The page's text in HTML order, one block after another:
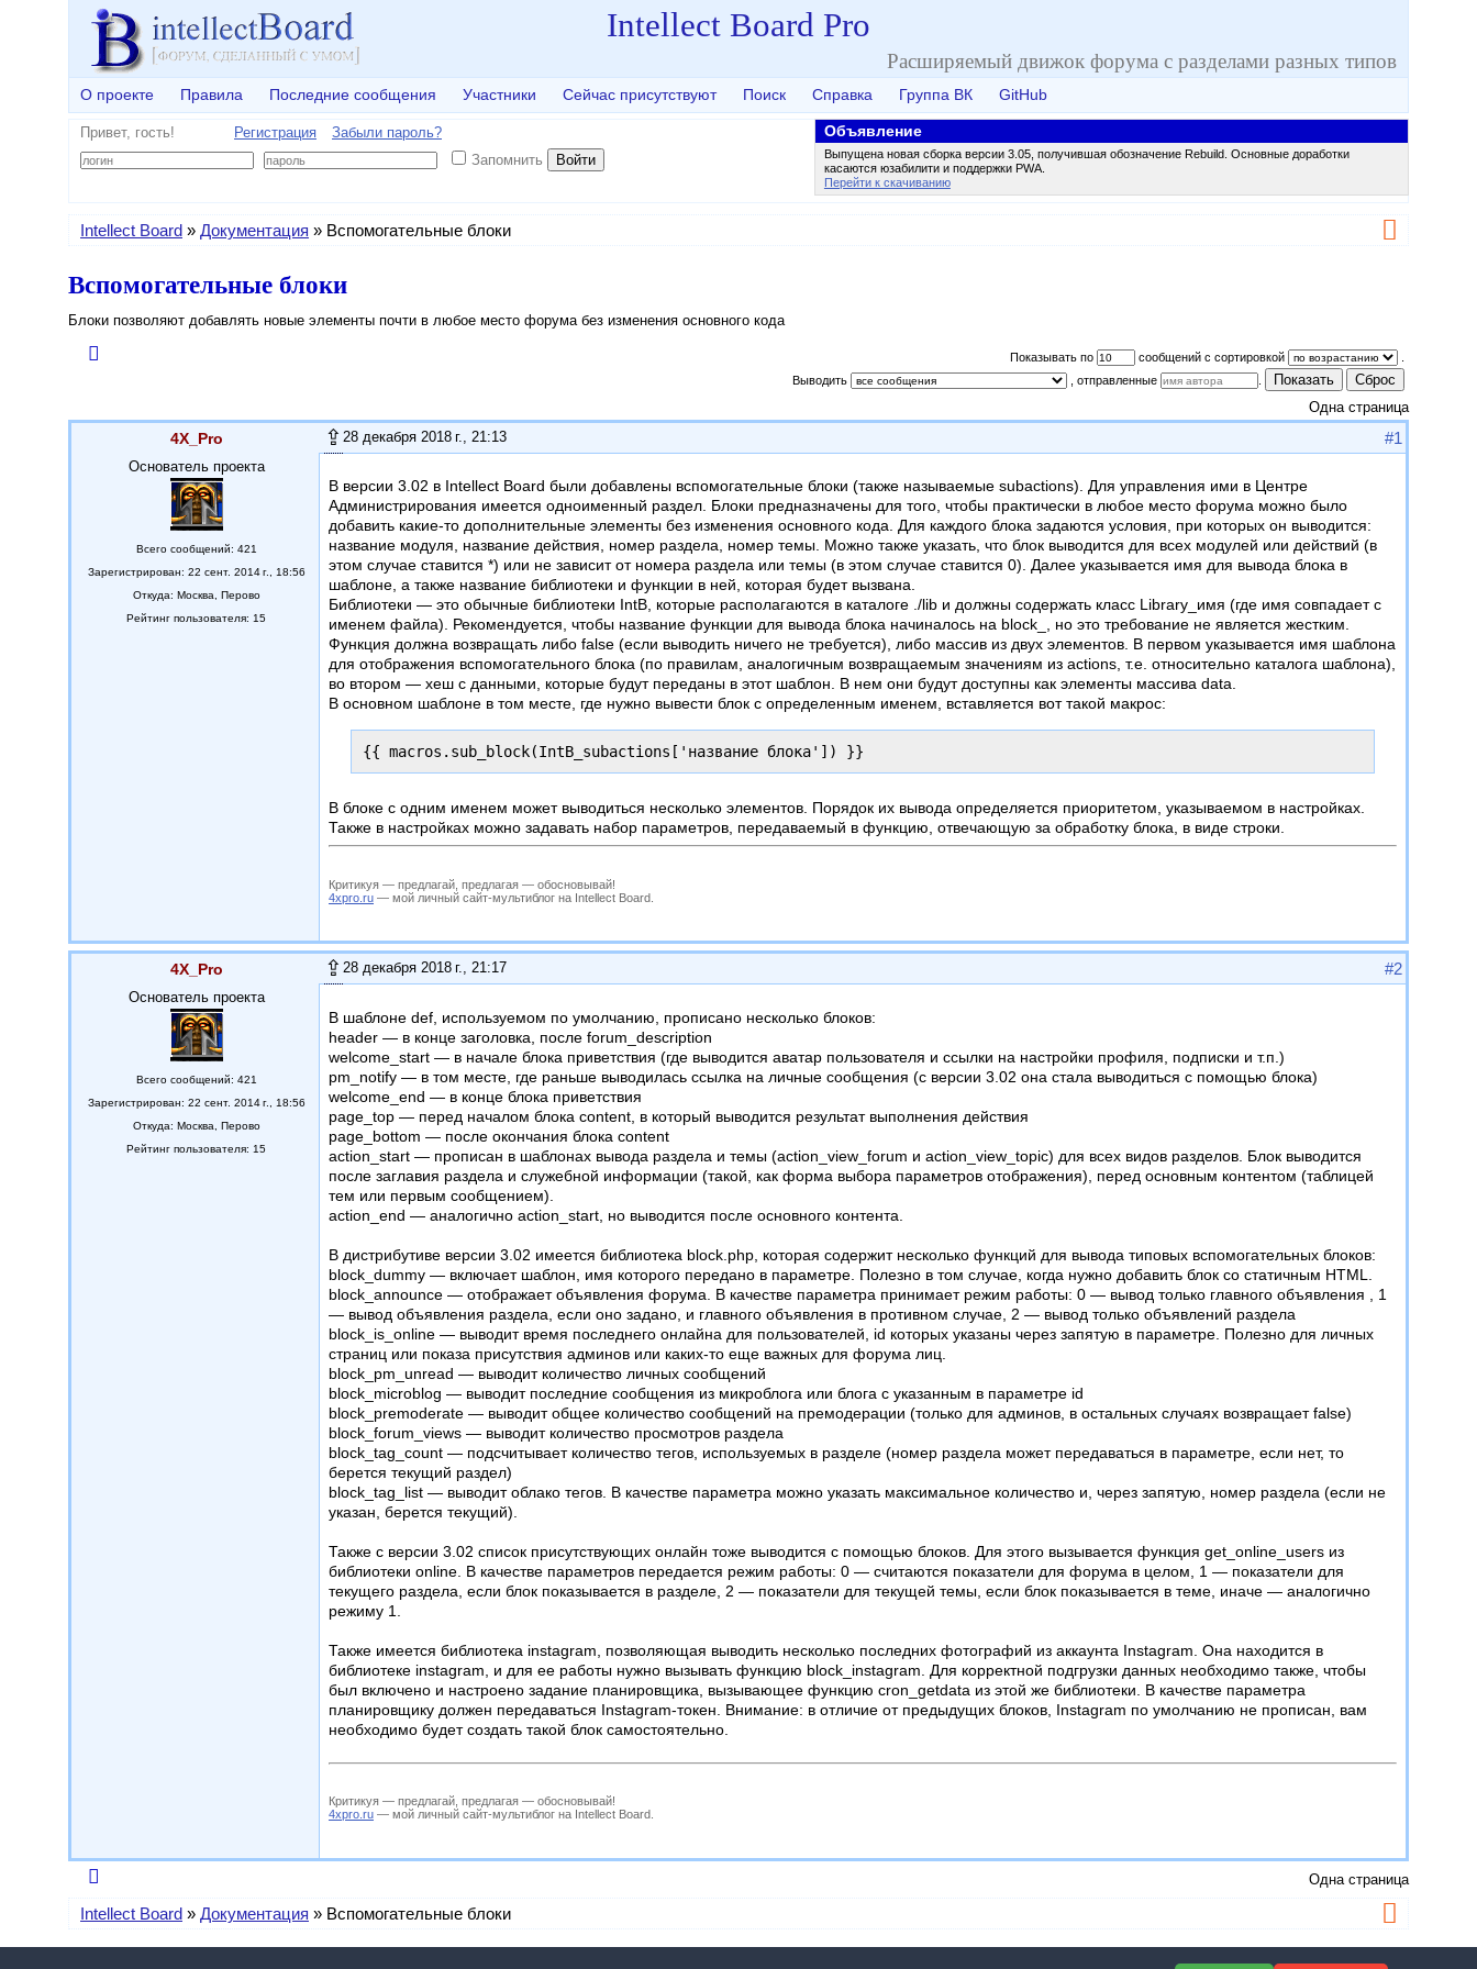
Intellect Board Pro
Расширяемый движок форума с разделами разных типов
О проекте Правила Последние сообщения Участники Сейчас присутствуют Поиск Справка Группа ВК GitHub
Объявление
Выпущена новая сборка версии 3.05, получившая обозначение Rebuild. Основные доработки
касаются юзабилити и поддержки PWA.
Перейти к скачиванию
Привет, гость! Регистрация
Забыли пароль?
Запомнить
Войти
Intellect Board » Документация » Вспомогательные блоки
Вспомогательные блоки
Блоки позволяют добавлять новые элементы почти в любое место форума без изменения основного кода
Показывать по сообщений с сортировкой
Выводить
, отправленные Показать Сброс
Одна страница
4X_Pro
Основатель проекта
Всего сообщений: 421
Зарегистрирован: 22 сент. 2014 г., 18:56
Откуда: Москва, Перово
Рейтинг пользователя: 15
28 декабря 2018 г., 21:13 #1
В версии 3.02 в Intellect Board были добавлены вспомогательные блоки (также называемые subactions). Для управления ими в Центре
Администрирования имеется одноименный раздел. Блоки предназначены для того, чтобы практически в любое место форума можно было
добавить какие-то дополнительные элементы без изменения основного кода. Для каждого блока задаются условия, при которых он выводится:
название модуля, название действия, номер раздела, номер темы. Можно также указать, что блок выводится для всех модулей или действий (в
этом случае ставится *) или не зависит от номера раздела или темы (в этом случае ставится 0). Далее указывается имя для вывода блока в
шаблоне, а также название библиотеки и функции в ней, которая будет вызвана.
Библиотеки — это обычные библиотеки IntB, которые располагаются в каталоге ./lib и должны содержать класс Library_имя (где имя совпадает с
именем файла). Рекомендуется, чтобы название функции для вывода блока начиналось на block_, но это требование не является жестким.
Функция должна возвращать либо false (если выводить ничего не требуется), либо массив из двух элементов. В первом указывается имя шаблона
для отображения вспомогательного блока (по правилам, аналогичным возвращаемым значениям из actions, т.е. относительно каталога шаблона),
во втором — хеш с данными, которые будут переданы в этот шаблон. В нем они будут доступны как элементы массива data.
В основном шаблоне в том месте, где нужно вывести блок с определенным именем, вставляется вот такой макрос:
{{ macros.sub_block(IntB_subactions['название блока']) }}
В блоке с одним именем может выводиться несколько элементов. Порядок их вывода определяется приоритетом, указываемом в настройках.
Также в настройках можно задавать набор параметров, передаваемый в функцию, отвечающую за обработку блока, в виде строки.
Критикуя — предлагай, предлагая — обосновывай!
4xpro.ru — мой личный сайт-мультиблог на Intellect Board.
4X_Pro
Основатель проекта
Всего сообщений: 421
Зарегистрирован: 22 сент. 2014 г., 18:56
Откуда: Москва, Перово
Рейтинг пользователя: 15
28 декабря 2018 г., 21:17 #2
В шаблоне def, используемом по умолчанию, прописано несколько блоков:
header — в конце заголовка, после forum_description
welcome_start — в начале блока приветствия (где выводится аватар пользователя и ссылки на настройки профиля, подписки и т.п.)
pm_notify — в том месте, где раньше выводилась ссылка на личные сообщения (с версии 3.02 она стала выводиться с помощью блока)
welcome_end — в конце блока приветствия
page_top — перед началом блока content, в который выводится результат выполнения действия
page_bottom — после окончания блока content
action_start — прописан в шаблонах вывода раздела и темы (action_view_forum и action_view_topic) для всех видов разделов. Блок выводится
после заглавия раздела и служебной информации (такой, как форма выбора параметров отображения), перед основным контентом (таблицей
тем или первым сообщением).
action_end — аналогично action_start, но выводится после основного контента.
В дистрибутиве версии 3.02 имеется библиотека block.php, которая содержит несколько функций для вывода типовых вспомогательных блоков:
block_dummy — включает шаблон, имя которого передано в параметре. Полезно в том случае, когда нужно добавить блок со статичным HTML.
block_announce — отображает объявления форума. В качестве параметра принимает режим работы: 0 — вывод только главного объявления , 1
— вывод объявления раздела, если оно задано, и главного объявления в противном случае, 2 — вывод только объявлений раздела
block_is_online — выводит время последнего онлайна для пользователей, id которых указаны через запятую в параметре. Полезно для личных
страниц или показа присутствия админов или каких-то еще важных для форума лиц.
block_pm_unread — выводит количество личных сообщений
block_microblog — выводит последние сообщения из микроблога или блога с указанным в параметре id
block_premoderate — выводит общее количество сообщений на премодерации (только для админов, в остальных случаях возвращает false)
block_forum_views — выводит количество просмотров раздела
block_tag_count — подсчитывает количество тегов, используемых в разделе (номер раздела может передаваться в параметре, если нет, то
берется текущий раздел)
block_tag_list — выводит облако тегов. В качестве параметра можно указать максимальное количество и, через запятую, номер раздела (если не
указан, берется текущий).
Также с версии 3.02 список присутствующих онлайн тоже выводится с помощью блоков. Для этого вызывается функция get_online_users из
библиотеки online. В качестве параметров передается режим работы: 0 — считаются показатели для форума в целом, 1 — показатели для
текущего раздела, если блок показывается в разделе, 2 — показатели для текущей темы, если блок показывается в теме, иначе — аналогично
режиму 1.
Также имеется библиотека instagram, позволяющая выводить несколько последних фотографий из аккаунта Instagram. Она находится в
библиотеке instagram, и для ее работы нужно вызывать функцию block_instagram. Для корректной подгрузки данных необходимо также, чтобы
был включено и настроено задание планировщика, вызывающее функцию cron_getdata из этой же библиотеки. В качестве параметра
планировщику должен передаваться Instagram-токен. Внимание: в отличие от предыдущих блоков, Instagram по умолчанию не прописан, вам
необходимо будет создать такой блок самостоятельно.
Критикуя — предлагай, предлагая — обосновывай!
4xpro.ru — мой личный сайт-мультиблог на Intellect Board.
Одна страница
Intellect Board » Документация » Вспомогательные блоки